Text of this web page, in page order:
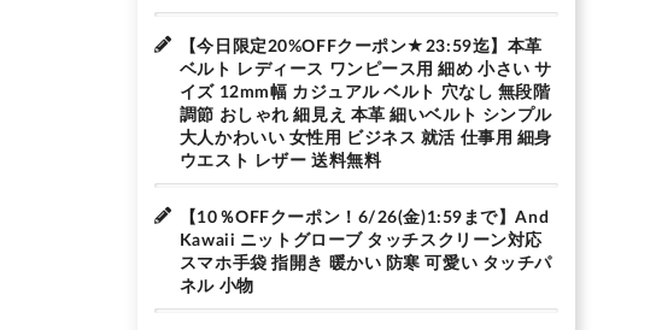
【今日限定20%OFFクーポン★23:59迄】本革
ベルト レディース ワンピース用 細め 小さい サ
イズ 12mm幅 カジュアル ベルト 穴なし 無段階
調節 おしゃれ 細見え 本革 細いベルト シンプル
大人かわいい 女性用 ビジネス 就活 仕事用 細身
ウエスト レザー 送料無料
【10％OFFクーポン！6/26(金)1:59まで】And
Kawaii ニットグローブ タッチスクリーン対応
スマホ手袋 指開き 暖かい 防寒 可愛い タッチパ
ネル 小物